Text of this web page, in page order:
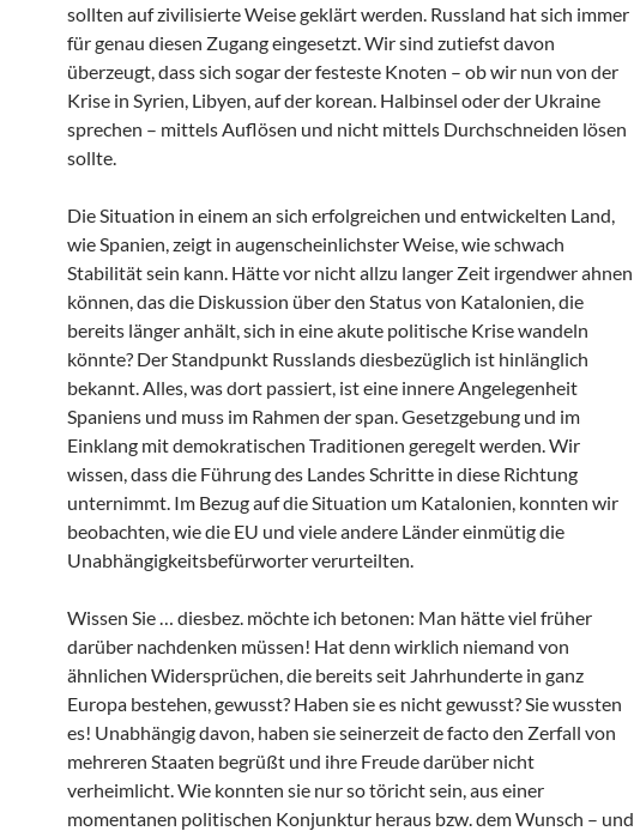
sollten auf zivilisierte Weise geklärt werden. Russland hat sich immer
für genau diesen Zugang eingesetzt. Wir sind zutiefst davon
überzeugt, dass sich sogar der festeste Knoten – ob wir nun von der
Krise in Syrien, Libyen, auf der korean. Halbinsel oder der Ukraine
sprechen – mittels Auflösen und nicht mittels Durchschneiden lösen
sollte.
Die Situation in einem an sich erfolgreichen und entwickelten Land,
wie Spanien, zeigt in augenscheinlichster Weise, wie schwach
Stabilität sein kann. Hätte vor nicht allzu langer Zeit irgendwer ahnen
können, das die Diskussion über den Status von Katalonien, die
bereits länger anhält, sich in eine akute politische Krise wandeln
könnte? Der Standpunkt Russlands diesbezüglich ist hinlänglich
bekannt. Alles, was dort passiert, ist eine innere Angelegenheit
Spaniens und muss im Rahmen der span. Gesetzgebung und im
Einklang mit demokratischen Traditionen geregelt werden. Wir
wissen, dass die Führung des Landes Schritte in diese Richtung
unternimmt. Im Bezug auf die Situation um Katalonien, konnten wir
beobachten, wie die EU und viele andere Länder einmütig die
Unabhängigkeitsbefürworter verurteilten.
Wissen Sie … diesbez. möchte ich betonen: Man hätte viel früher
darüber nachdenken müssen! Hat denn wirklich niemand von
ähnlichen Widersprüchen, die bereits seit Jahrhunderte in ganz
Europa bestehen, gewusst? Haben sie es nicht gewusst? Sie wussten
es! Unabhängig davon, haben sie seinerzeit de facto den Zerfall von
mehreren Staaten begrüßt und ihre Freude darüber nicht
verheimlicht. Wie konnten sie nur so töricht sein, aus einer
momentanen politischen Konjunktur heraus bzw. dem Wunsch – und